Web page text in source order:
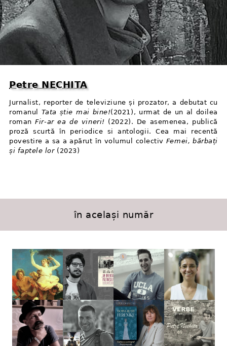
Petre NECHITA
Jurnalist, reporter de televiziune și prozator, a debutat cu
romanul Tata știe mai bine!(2021), urmat de un al doilea
romanFir⁠-⁠ar ea de vineri! (2022). De asemenea, publică
proză scurtă în periodice si antologii. Cea mai recentă
povestire a sa a apărut în volumul colectiv Femei, bărbați
și faptele lor(2023)
în același număr